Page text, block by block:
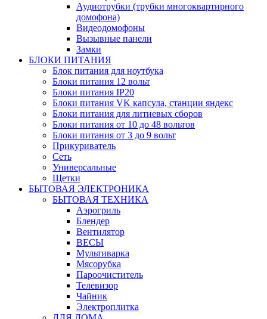
Аудиотрубки (трубки многоквартирного
домофона)
Видеодомофоны
Вызывные панели
Замки
БЛОКИ ПИТАНИЯ
Блок питания для ноутбука
Блоки питания 12 вольт
Блоки питания IP20
Блоки питания VK капсула, станции яндекс
Блоки питания для литиевых сборов
Блоки питания от 10 до 48 вольтов
Блоки питания от 3 до 9 вольт
Прикуриватель
Сеть
Универсальные
Щетки
БЫТОВАЯ ЭЛЕКТРОНИКА
БЫТОВАЯ ТЕХНИКА
Аэрогриль
Блендер
Вентилятор
ВЕСЫ
Мультиварка
Мясорубка
Пароочиститель
Телевизор
Чайник
Электроплитка